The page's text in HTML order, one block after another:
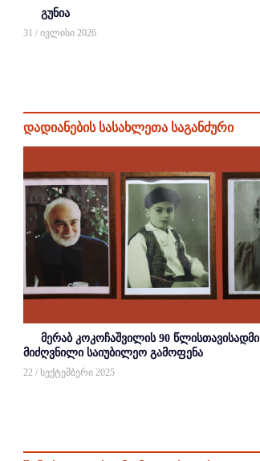
გუნია
31 / ივლისი 2026
დადიანების სასახლეთა საგანძური
მერაბ კოკოჩაშვილის 90 წლისთავისადმი
მიძღვნილი საიუბილეო გამოფენა
22 / სექტემბერი 2025